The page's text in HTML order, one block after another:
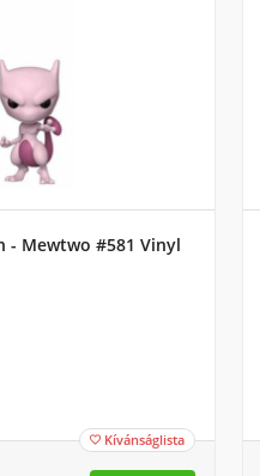
- Mewtwo #581 Vinyl
 Kívánságlista